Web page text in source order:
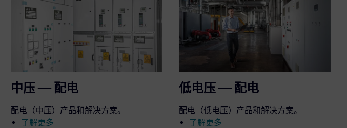
中压 — 配电
配电（中压）产品和解决方案。
了解更多
低电压 — 配电
配电（低电压）产品和解决方案。
了解更多